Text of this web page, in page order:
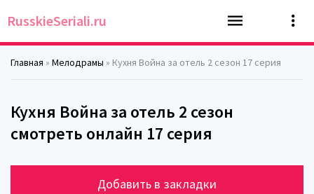
RusskieSeriali.ru
Главная » Мелодрамы » Кухня Война за отель 2 сезон 17 серия
Кухня Война за отель 2 сезон
смотреть онлайн 17 серия
Добавить в закладки